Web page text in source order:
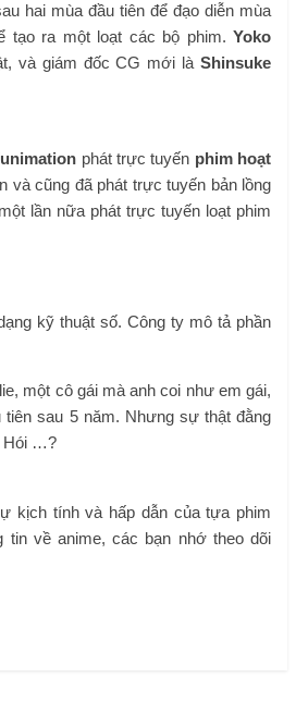
hai mùa đầu tiên để đạo diễn mùa
tạo ra một loạt các bộ phim. Yoko
và giám đốc CG mới làShinsuke
phát trực tuyến phim hoạt
và cũng đã phát trực tuyến bản lồng
một lần nữa phát trực tuyến loạt phim
kỹ thuật số. Công ty mô tả phần
một cô gái mà anh coi như em gái,
tiên sau 5 năm. Nhưng sự thật đằng
Hói …?
kịch tính và hấp dẫn của tựa phim
tin về anime, các bạn nhớ theo dõi